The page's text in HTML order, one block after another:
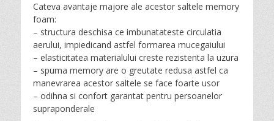
Cateva avantaje majore ale acestor saltele memory
foam:
– structura deschisa ce imbunatateste circulatia
aerului, impiedicand astfel formarea mucegaiului
– elasticitatea materialului creste rezistenta la uzura
– spuma memory are o greutate redusa astfel ca
manevrarea acestor saltele se face foarte usor
– odihna si confort garantat pentru persoanelor
supraponderale